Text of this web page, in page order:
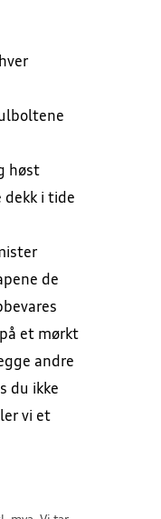
høst
dekk i tide
de
et mørkt
andre
du ikke
vi et